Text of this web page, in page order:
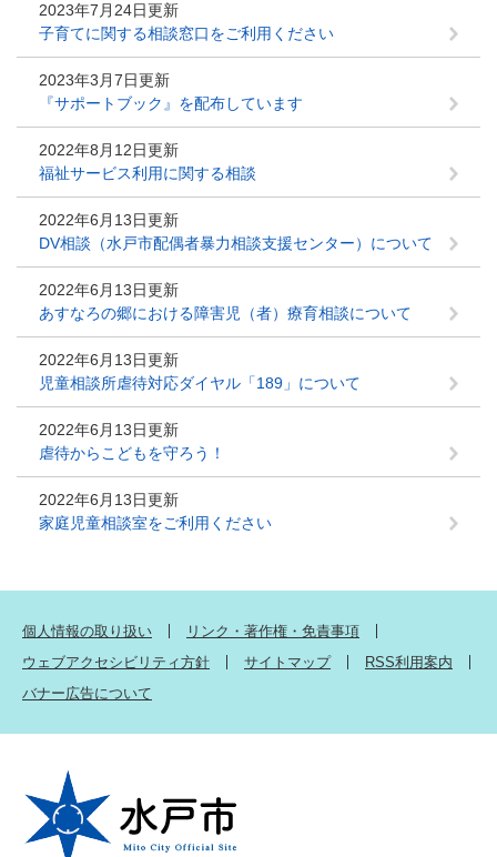
2023年7月24日更新
子育てに関する相談窓口をご利用ください
2023年3月7日更新
『サポートブック』を配布しています
2022年8月12日更新
福祉サービス利用に関する相談
2022年6月13日更新
DV相談（水戸市配偶者暴力相談支援センター）について
2022年6月13日更新
あすなろの郷における障害児（者）療育相談について
2022年6月13日更新
児童相談所虐待対応ダイヤル「189」について
2022年6月13日更新
虐待からこどもを守ろう！
2022年6月13日更新
家庭児童相談室をご利用ください
個人情報の取り扱い
リンク・著作権・免責事項
ウェブアクセシビリティ方針
サイトマップ
RSS利用案内
バナー広告について